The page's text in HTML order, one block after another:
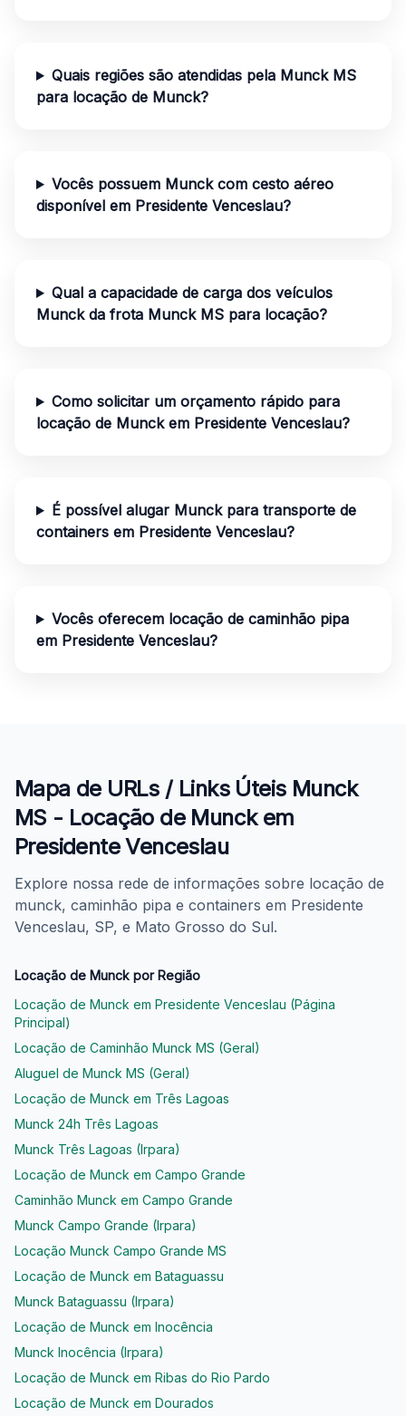
Quais regiões são atendidas pela Munck MS
para locação de Munck?
Vocês possuem Munck com cesto aéreo
disponível em Presidente Venceslau?
Qual a capacidade de carga dos veículos
Munck da frota Munck MS para locação?
Como solicitar um orçamento rápido para
locação de Munck em Presidente Venceslau?
É possível alugar Munck para transporte de
containers em Presidente Venceslau?
Vocês oferecem locação de caminhão pipa
em Presidente Venceslau?
Mapa de URLs / Links Úteis Munck
MS - Locação de Munck em
Presidente Venceslau
Explore nossa rede de informações sobre locação de
munck, caminhão pipa e containers em Presidente
Venceslau, SP, e Mato Grosso do Sul.
Locação de Munck por Região
Locação de Munck em Presidente Venceslau (Página
Principal)
Locação de Caminhão Munck MS (Geral)
Aluguel de Munck MS (Geral)
Locação de Munck em Três Lagoas
Munck 24h Três Lagoas
Munck Três Lagoas (Irpara)
Locação de Munck em Campo Grande
Caminhão Munck em Campo Grande
Munck Campo Grande (Irpara)
Locação Munck Campo Grande MS
Locação de Munck em Bataguassu
Munck Bataguassu (Irpara)
Locação de Munck em Inocência
Munck Inocência (Irpara)
Locação de Munck em Ribas do Rio Pardo
Locação de Munck em Dourados